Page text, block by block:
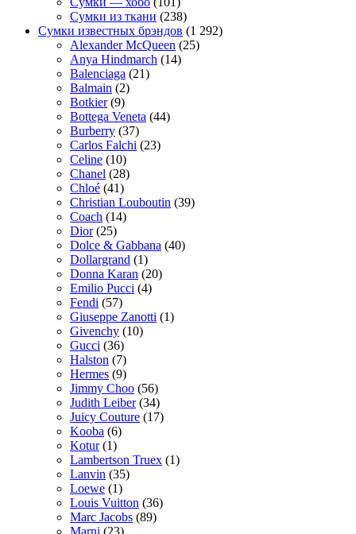
Сумки из ткани (238)
Сумки известных брэндов (1 292)
Alexander McQueen (25)
Anya Hindmarch (14)
Balenciaga (21)
Balmain (2)
Botkier(9)
Bottega Veneta (44)
Burberry (37)
Carlos Falchi (23)
Celine (10)
Chanel (28)
Chloé (41)
Christian Louboutin (39)
Coach (14)
Dior(25)
Dolce & Gabbana (40)
Dollargrand (1)
Donna Karan (20)
Emilio Pucci (4)
Fendi (57)
Giuseppe Zanotti (1)
Givenchy (10)
Gucci (36)
Halston (7)
Hermes (9)
Jimmy Choo (56)
Judith Leiber(34)
Juicy Couture (17)
Kooba (6)
Kotur(1)
Lambertson Truex (1)
Lanvin (35)
Loewe (1)
Louis Vuitton (36)
Marc Jacobs (89)
Marni (23)